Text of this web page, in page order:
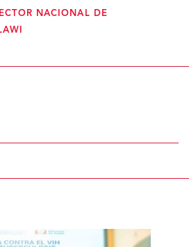
NACIONAL DE